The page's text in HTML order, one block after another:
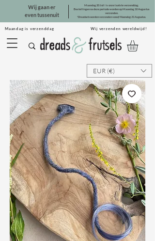
Maandag is verzenddag Wij verzenden wereldwijd!
Wij gaan er
even tussenuit
Maandag 20 Juli is onze laatste verzenddag.
Bestellingen na deze periode worden op Maandag 10 Augustus
verzonden.
*Dreadsets worden verzonden vanaf Maandag 31 Augustus.
EUR (€)